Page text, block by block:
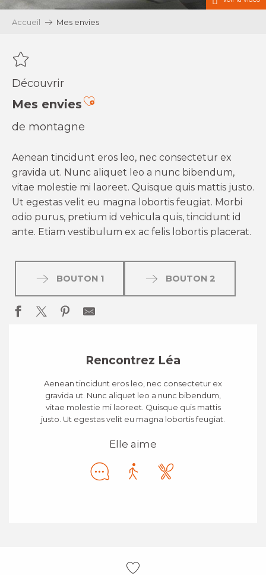
Accueil Mes envies
Découvrir
Mes enviesAjouter aux favoris
de montagne
Aenean tincidunt eros leo, nec consectetur ex
gravida ut. Nunc aliquet leo a nunc bibendum,
vitae molestie mi laoreet. Quisque quis mattis justo.
Ut egestas velit eu magna lobortis feugiat. Morbi
odio purus, pretium id vehicula quis, tincidunt id
ante. Etiam vestibulum ex ac felis lobortis placerat.
BOUTON 1 BOUTON 2
Rencontrez Léa
Aenean tincidunt eros leo, nec consectetur ex
gravida ut. Nunc aliquet leo a nunc bibendum,
vitae molestie mi laoreet. Quisque quis mattis
justo. Ut egestas velit eu magna lobortis feugiat.
Elle aime